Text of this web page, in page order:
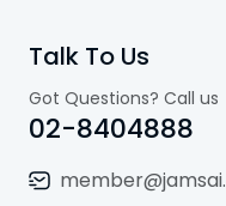
Talk To Us
Got Questions? Call us
02-8404888